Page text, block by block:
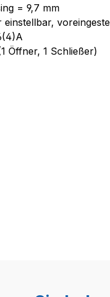
= 9,7 mm
Öffner, 1 Schließer)